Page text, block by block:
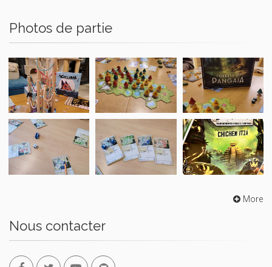
Photos de partie
More
Nous contacter